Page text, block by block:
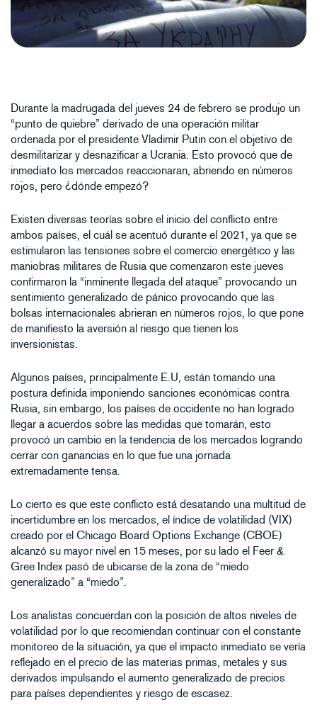
Durante la madrugada del jueves 24 de febrero se produjo un
“punto de quiebre” derivado de una operación militar
ordenada por el presidente Vladimir Putin con el objetivo de
desmilitarizar y desnazificar a Ucrania. Esto provocó que de
inmediato los mercados reaccionaran, abriendo en números
rojos, pero ¿dónde empezó?
Existen diversas teorías sobre el inicio del conflicto entre
ambos países, el cuál se acentuó durante el 2021, ya que se
estimularon las tensiones sobre el comercio energético y las
maniobras militares de Rusia que comenzaron este jueves
confirmaron la “inminente llegada del ataque” provocando un
sentimiento generalizado de pánico provocando que las
bolsas internacionales abrieran en números rojos, lo que pone
de manifiesto la aversión al riesgo que tienen los
inversionistas.
Algunos países, principalmente E.U, están tomando una
postura definida imponiendo sanciones económicas contra
Rusia, sin embargo, los países de occidente no han logrado
llegar a acuerdos sobre las medidas que tomarán, esto
provocó un cambio en la tendencia de los mercados logrando
cerrar con ganancias en lo que fue una jornada
extremadamente tensa.
Lo cierto es que este conflicto está desatando una multitud de
incertidumbre en los mercados, el índice de volatilidad (VIX)
creado por el Chicago Board Options Exchange (CBOE)
alcanzó su mayor nivel en 15 meses, por su lado el Feer &
Gree Index pasó de ubicarse de la zona de “miedo
generalizado” a “miedo”.
Los analistas concuerdan con la posición de altos niveles de
volatilidad por lo que recomiendan continuar con el constante
monitoreo de la situación, ya que el impacto inmediato se vería
reflejado en el precio de las materias primas, metales y sus
derivados impulsando el aumento generalizado de precios
para países dependientes y riesgo de escasez.